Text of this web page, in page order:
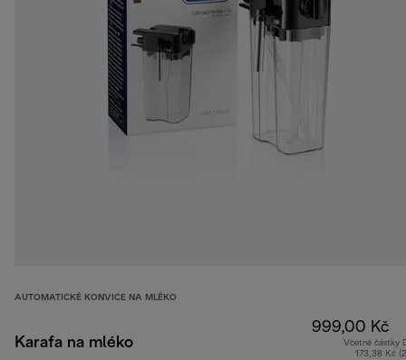
AUTOMATICKÉ KONVICE NA MLÉKO
Karafa na mléko
999,00 Kč
Včetně částky
173,38 Kč